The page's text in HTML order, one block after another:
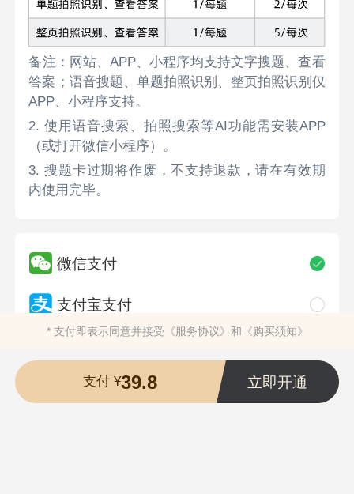
备注：网站、APP、小程序均支持文字搜题、查看
答案；语音搜题、单题拍照识别、整页拍照识别仅
APP、小程序支持。
2. 使用语音搜索、拍照搜索等AI功能需安装APP
（或打开微信小程序）。
3. 搜题卡过期将作废，不支持退款，请在有效期
内使用完毕。
微信支付
支付宝支付
* 支付即表示同意并接受 《服务协议》 和 《购买须知》
支付 ¥39.8 立即开通
长沙希赛拓肯教育科技有限公司版权所有 ©2025